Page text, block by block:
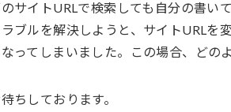
サイトURLで検索しても自分の書い
ブルを解決しようと、サイトURLを
ってしまいました。この場合、どの
ちしております。